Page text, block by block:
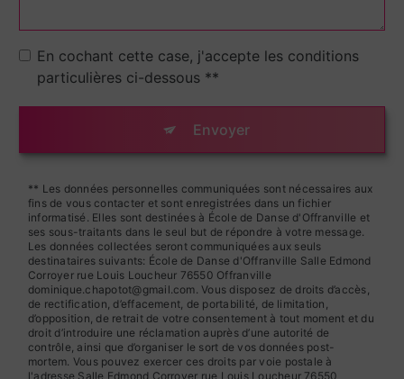
En cochant cette case, j'accepte les conditions
particulières ci-dessous **
Envoyer
** Les données personnelles communiquées sont nécessaires aux
fins de vous contacter et sont enregistrées dans un fichier
informatisé. Elles sont destinées à École de Danse d'Offranville et
ses sous-traitants dans le seul but de répondre à votre message.
Les données collectées seront communiquées aux seuls
destinataires suivants: École de Danse d'Offranville Salle Edmond
Corroyer rue Louis Loucheur 76550 Offranville
dominique.chapotot@gmail.com. Vous disposez de droits d’accès,
de rectification, d’effacement, de portabilité, de limitation,
d’opposition, de retrait de votre consentement à tout moment et du
droit d’introduire une réclamation auprès d’une autorité de
contrôle, ainsi que d’organiser le sort de vos données post-
mortem. Vous pouvez exercer ces droits par voie postale à
l'adresse Salle Edmond Corroyer rue Louis Loucheur 76550